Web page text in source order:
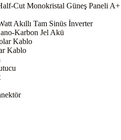
Cut Monokristal Güneş Paneli A+
Akıllı Tam Sinüs İnverter
Karbon Jel Akü
Kablo
Kablo